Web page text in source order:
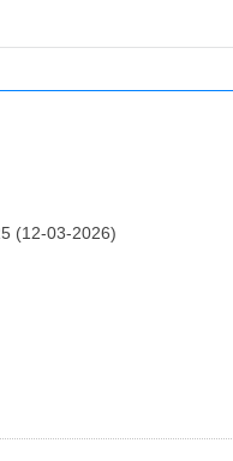
(12-03-2026)